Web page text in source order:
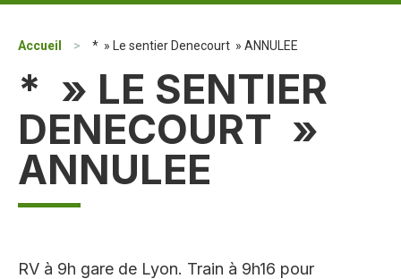
Accueil > * » Le sentier Denecourt » ANNULEE
* » LE SENTIER
DENECOURT »
ANNULEE
RV à 9h gare de Lyon. Train à 9h16 pour